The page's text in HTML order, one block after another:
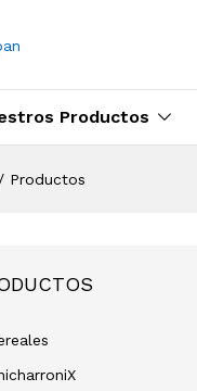
Productos
/ Productos